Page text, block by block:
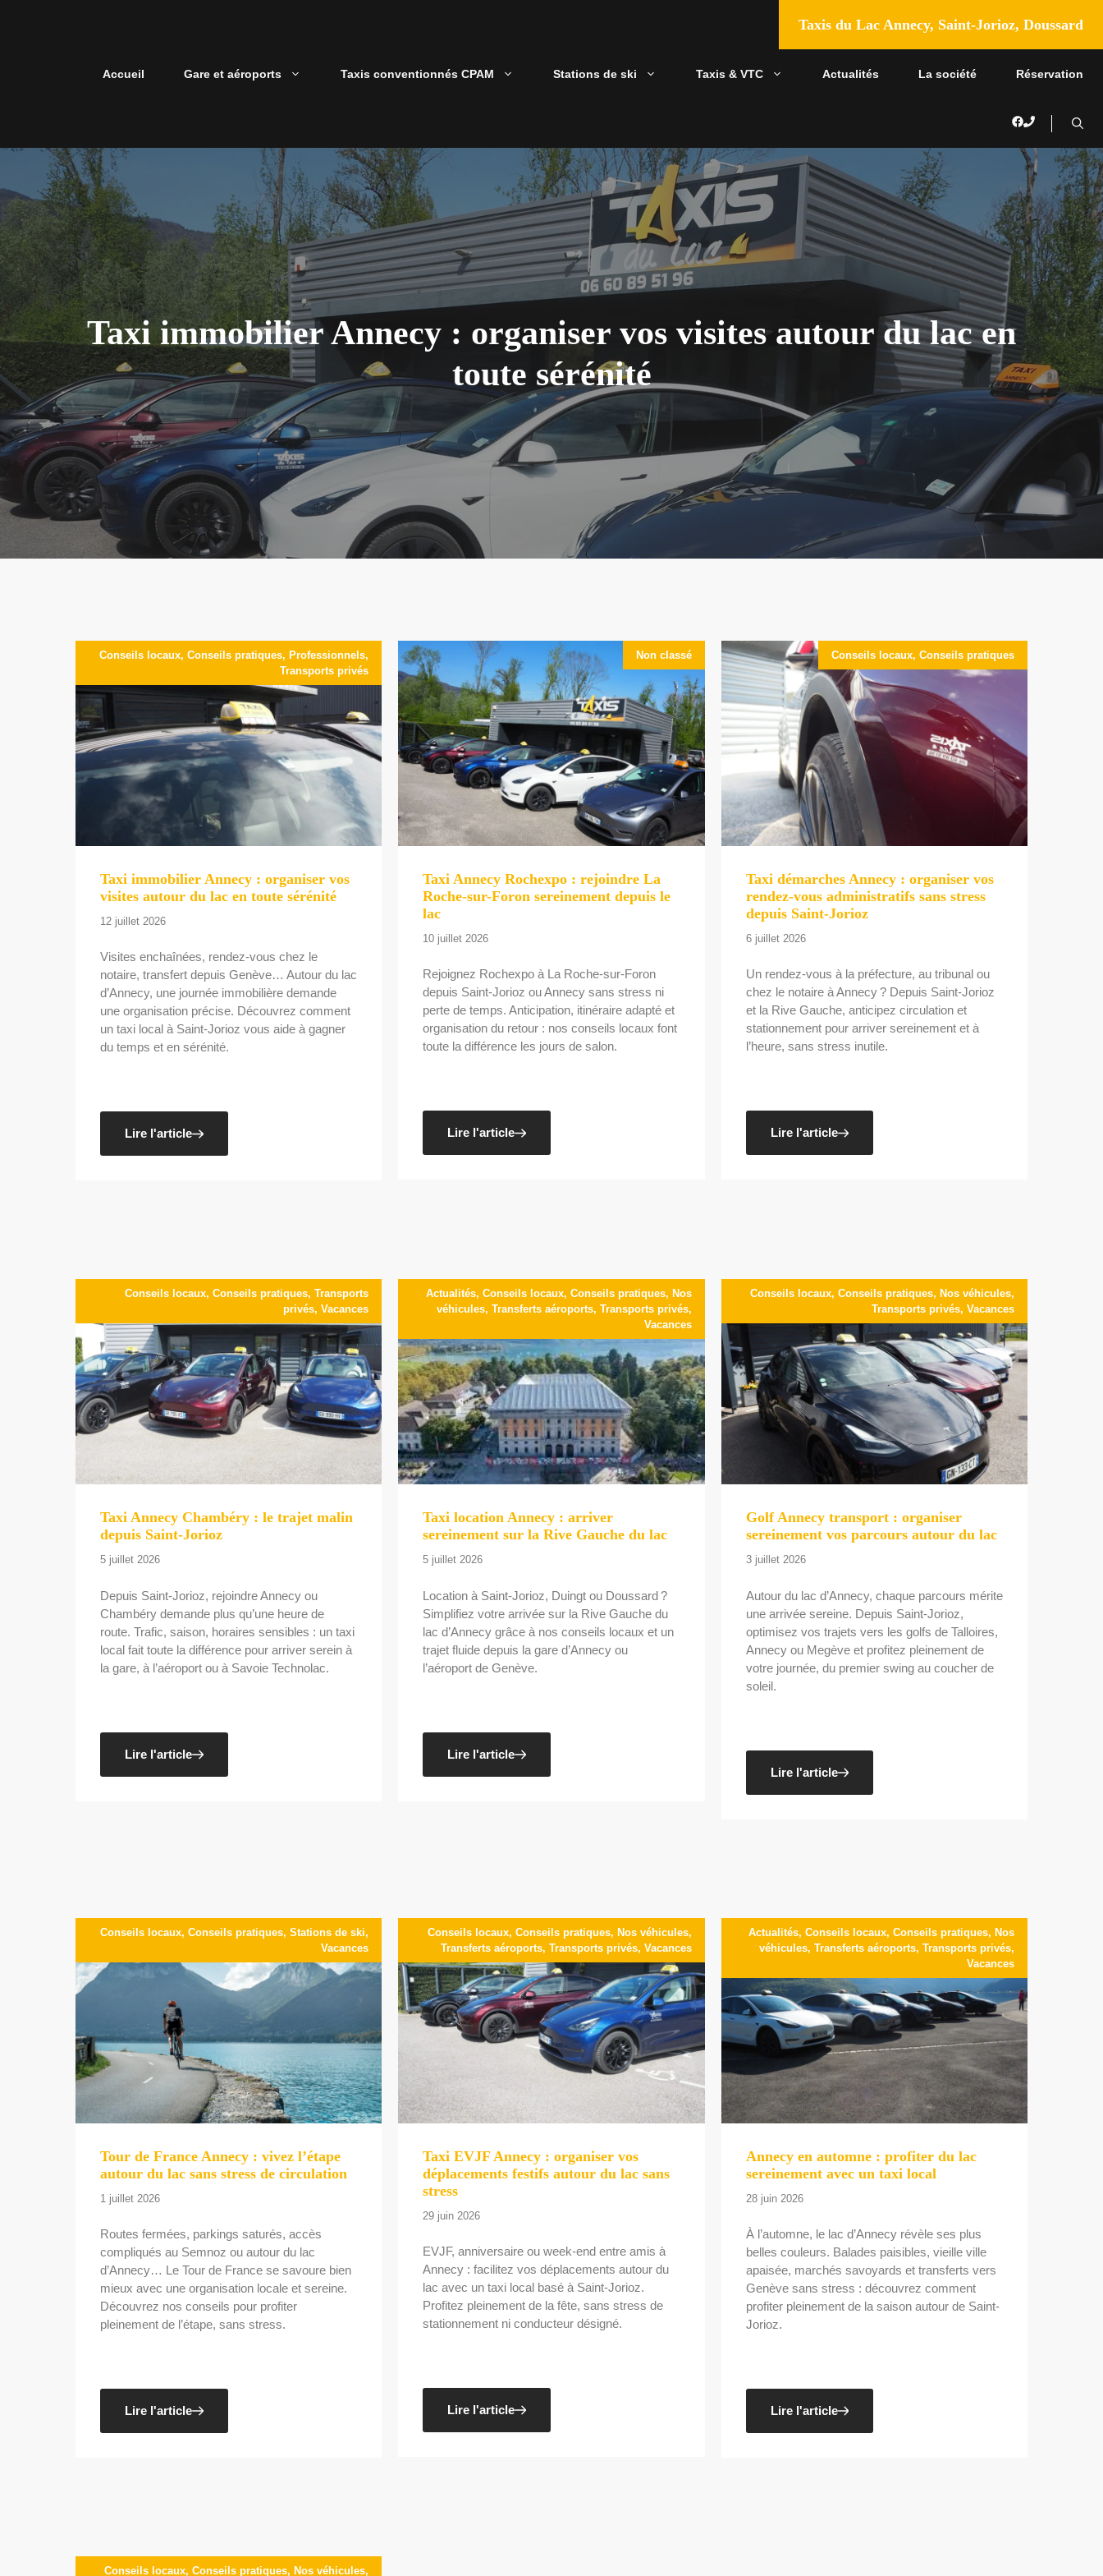
Taxis du Lac Annecy, Saint-Jorioz, Doussard
Accueil Gare et aéroports Taxis conventionnés CPAM Stations de ski Taxis & VTC Actualités La société Réservation
Taxi immobilier Annecy : organiser vos visites autour du lac en
toute sérénité
Conseils locaux,Conseils pratiques, Professionnels,
Transports privés
Taxi immobilier Annecy : organiser vos
visites autour du lac en toute sérénité
12 juillet 2026
Visites enchaînées, rendez-vous chez le
notaire, transfert depuis Genève… Autour du lac
d’Annecy, une journée immobilière demande
une organisation précise. Découvrez comment
un taxi local à Saint-Jorioz vous aide à gagner
du temps et en sérénité.
Lire l'article
Non classé
Taxi Annecy Rochexpo : rejoindre La
Roche-sur-Foron sereinement depuis le
lac
10 juillet 2026
Rejoignez Rochexpo à La Roche-sur-Foron
depuis Saint-Jorioz ou Annecy sans stress ni
perte de temps. Anticipation, itinéraire adapté et
organisation du retour : nos conseils locaux font
toute la différence les jours de salon.
Lire l'article
Conseils locaux, Conseils pratiques
Taxi démarches Annecy : organiser vos
rendez-vous administratifs sans stress
depuis Saint-Jorioz
6 juillet 2026
Un rendez-vous à la préfecture, au tribunal ou
chez le notaire à Annecy ? Depuis Saint‑Jorioz
et la Rive Gauche, anticipez circulation et
stationnement pour arriver sereinement et à
l’heure, sans stress inutile.
Lire l'article
Conseils locaux,Conseils pratiques,Transports
privés,Vacances
Taxi Annecy Chambéry : le trajet malin
depuis Saint-Jorioz
5 juillet 2026
Depuis Saint-Jorioz, rejoindre Annecy ou
Chambéry demande plus qu’une heure de
route. Trafic, saison, horaires sensibles : un taxi
local fait toute la différence pour arriver serein à
la gare, à l’aéroport ou à Savoie Technolac.
Lire l'article
Actualités, Conseils locaux, Conseils pratiques, Nos
véhicules, Transferts aéroports, Transports privés,
Vacances
Taxi location Annecy : arriver
sereinement sur la Rive Gauche du lac
5 juillet 2026
Location à Saint-Jorioz, Duingt ou Doussard ?
Simplifiez votre arrivée sur la Rive Gauche du
lac d’Annecy grâce à nos conseils locaux et un
trajet fluide depuis la gare d’Annecy ou
l’aéroport de Genève.
Lire l'article
Conseils locaux, Conseils pratiques, Nos véhicules,
Transports privés, Vacances
Golf Annecy transport : organiser
sereinement vos parcours autour du lac
3 juillet 2026
Autour du lac d’Annecy, chaque parcours mérite
une arrivée sereine. Depuis Saint-Jorioz,
optimisez vos trajets vers les golfs de Talloires,
Annecy ou Megève et profitez pleinement de
votre journée, du premier swing au coucher de
soleil.
Lire l'article
Conseils locaux,Conseils pratiques,Stations de ski,
Vacances
Tour de France Annecy : vivez l’étape
autour du lac sans stress de circulation
1 juillet 2026
Routes fermées, parkings saturés, accès
compliqués au Semnoz ou autour du lac
d’Annecy… Le Tour de France se savoure bien
mieux avec une organisation locale et sereine.
Découvrez nos conseils pour profiter
pleinement de l’étape, sans stress.
Lire l'article
Conseils locaux, Conseils pratiques, Nos véhicules,
Transferts aéroports, Transports privés, Vacances
Taxi EVJF Annecy : organiser vos
déplacements festifs autour du lac sans
stress
29 juin 2026
EVJF, anniversaire ou week-end entre amis à
Annecy : facilitez vos déplacements autour du
lac avec un taxi local basé à Saint-Jorioz.
Profitez pleinement de la fête, sans stress de
stationnement ni conducteur désigné.
Lire l'article
Actualités, Conseils locaux, Conseils pratiques, Nos
véhicules, Transferts aéroports, Transports privés,
Vacances
Annecy en automne : profiter du lac
sereinement avec un taxi local
28 juin 2026
À l’automne, le lac d’Annecy révèle ses plus
belles couleurs. Balades paisibles, vieille ville
apaisée, marchés savoyards et transferts vers
Genève sans stress : découvrez comment
profiter pleinement de la saison autour de Saint-
Jorioz.
Lire l'article
Conseils locaux,Conseils pratiques, Nos véhicules,